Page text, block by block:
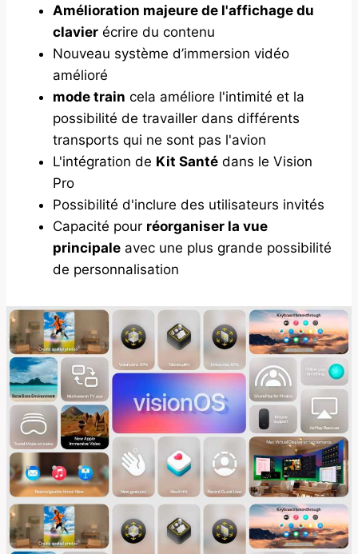
Amélioration majeure de l'affichage du
clavier écrire du contenu
Nouveau système d’immersion vidéo
amélioré
mode train cela améliore l'intimité et la
possibilité de travailler dans différents
transports qui ne sont pas l'avion
L'intégration de Kit Santé dans le Vision
Pro
Possibilité d'inclure des utilisateurs invités
Capacité pour réorganiser la vue
principale avec une plus grande possibilité
de personnalisation